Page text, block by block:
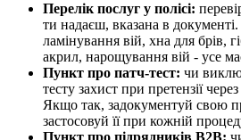
Перелік послуг у полісі:
ти надаєш, вказана в
ламінування вій, хна для брів,
акрил, нарощування вій - усе
Пункт про патч-тест: чи
тесту захист при претензії
Якщо так, задокументуй свою
застосовуй її при кожній